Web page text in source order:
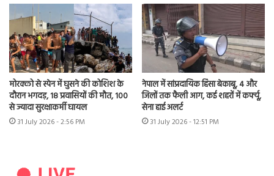
मोरक्को से स्पेन में घुसने की कोशिश के
दौरान भगदड़, 18 प्रवासियों की मौत, 100
से ज्यादा सुरक्षाकर्मी घायल
31 July 2026 - 2:56 PM
नेपाल में सांप्रदायिक हिंसा बेकाबू, 4 और
जिलों तक फैली आग, कई शहरों में कर्फ्यू,
सेना हाई अलर्ट
31 July 2026 - 12:51 PM